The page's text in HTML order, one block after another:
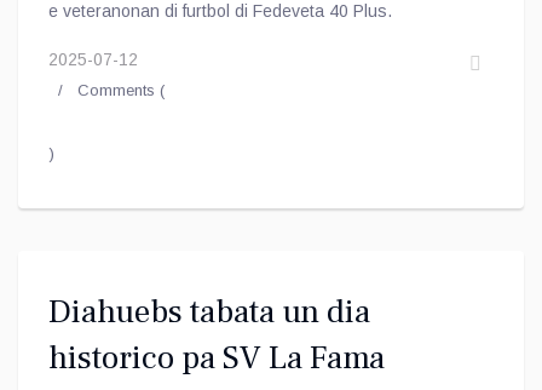
e veteranonan di furtbol di Fedeveta 40 Plus.
2025-07-12
Comments (
)
Diahuebs tabata un dia
historico pa SV La Fama